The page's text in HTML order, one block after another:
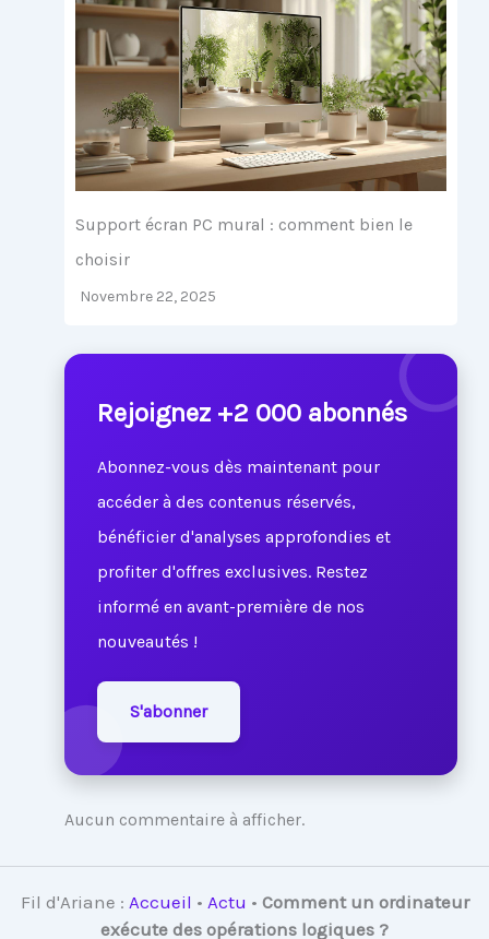
Support écran PC mural : comment bien le
choisir
Novembre 22, 2025
Rejoignez +2 000 abonnés
Abonnez-vous dès maintenant pour
accéder à des contenus réservés,
bénéficier d'analyses approfondies et
profiter d'offres exclusives. Restez
informé en avant-première de nos
nouveautés !
S'abonner
Aucun commentaire à afficher.
Fil d'Ariane : Accueil • Actu • Comment un ordinateur
exécute des opérations logiques ?